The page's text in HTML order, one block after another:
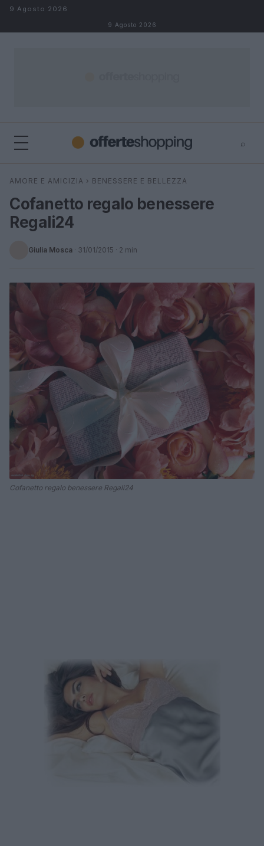
Salta al contenuto
9 Agosto 2026
9 Agosto 2026
⌕
Cerca
AMORE E AMICIZIA › BENESSERE E BELLEZZA
Cofanetto regalo benessere
Regali24
Giulia Mosca · 31/01/2015 · 2 min
Cofanetto regalo benessere Regali24